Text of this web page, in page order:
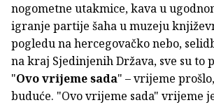
nogometne utakmice, kava u
igranje partije šaha u muzeju
pogledu na hercegovačko nebo,
na kraj Sjedinjenih Država, sve su to
"Ovo vrijeme sada" – vrijeme
buduće. "Ovo vrijeme sada" vrijeme